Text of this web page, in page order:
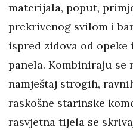
materijala, poput,
prekrivenog svilom i
ispred zidova od
panela. Kombiniraju
namještaj strogih,
raskošne starinske
rasvjetna tijela se